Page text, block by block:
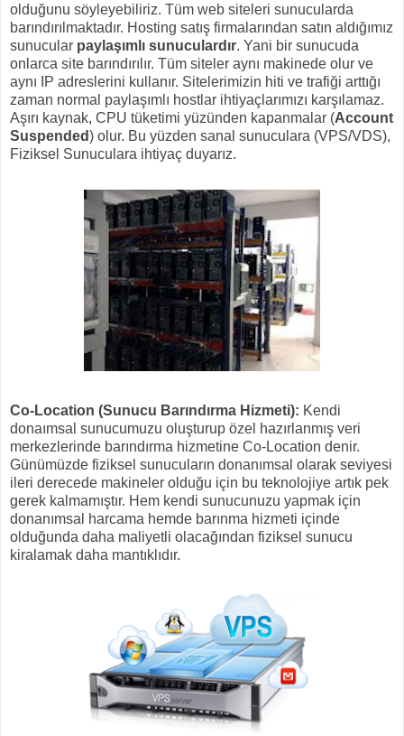
olduğunu söyleyebiliriz. Tüm web siteleri sunucularda
barındırılmaktadır. Hosting satış firmalarından satın aldığımız
sunucular paylaşımlı sunuculardır. Yani bir sunucuda
onlarca site barındırılır. Tüm siteler aynı makinede olur ve
aynı IP adreslerini kullanır. Sitelerimizin hiti ve trafiği arttığı
zaman normal paylaşımlı hostlar ihtiyaçlarımızı karşılamaz.
Aşırı kaynak, CPU tüketimi yüzünden kapanmalar (Account
Suspended) olur. Bu yüzden sanal sunuculara (VPS/VDS),
Fiziksel Sunuculara ihtiyaç duyarız.
Co-Location (Sunucu Barındırma Hizmeti): Kendi
donaımsal sunucumuzu oluşturup özel hazırlanmış veri
merkezlerinde barındırma hizmetine Co-Location denir.
Günümüzde fiziksel sunucuların donanımsal olarak seviyesi
ileri derecede makineler olduğu için bu teknolojiye artık pek
gerek kalmamıştır. Hem kendi sunucunuzu yapmak için
donanımsal harcama hemde barınma hizmeti içinde
olduğunda daha maliyetli olacağından fiziksel sunucu
kiralamak daha mantıklıdır.